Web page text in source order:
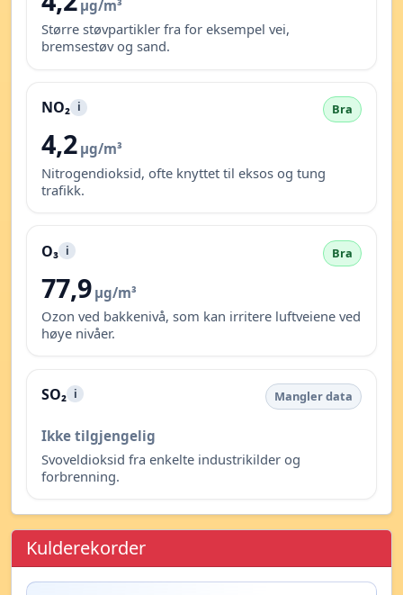
µg/m³
Større støvpartikler fra for eksempel vei,
bremsestøv og sand.
NO₂ i Bra
4,2 µg/m³
Nitrogendioksid, ofte knyttet til eksos og tung
trafikk.
O₃ i Bra
77,9 µg/m³
Ozon ved bakkenivå, som kan irritere luftveiene ved
høye nivåer.
SO₂ i Mangler data
Ikke tilgjengelig
Svoveldioksid fra enkelte industrikilder og
forbrenning.
Kulderekorder